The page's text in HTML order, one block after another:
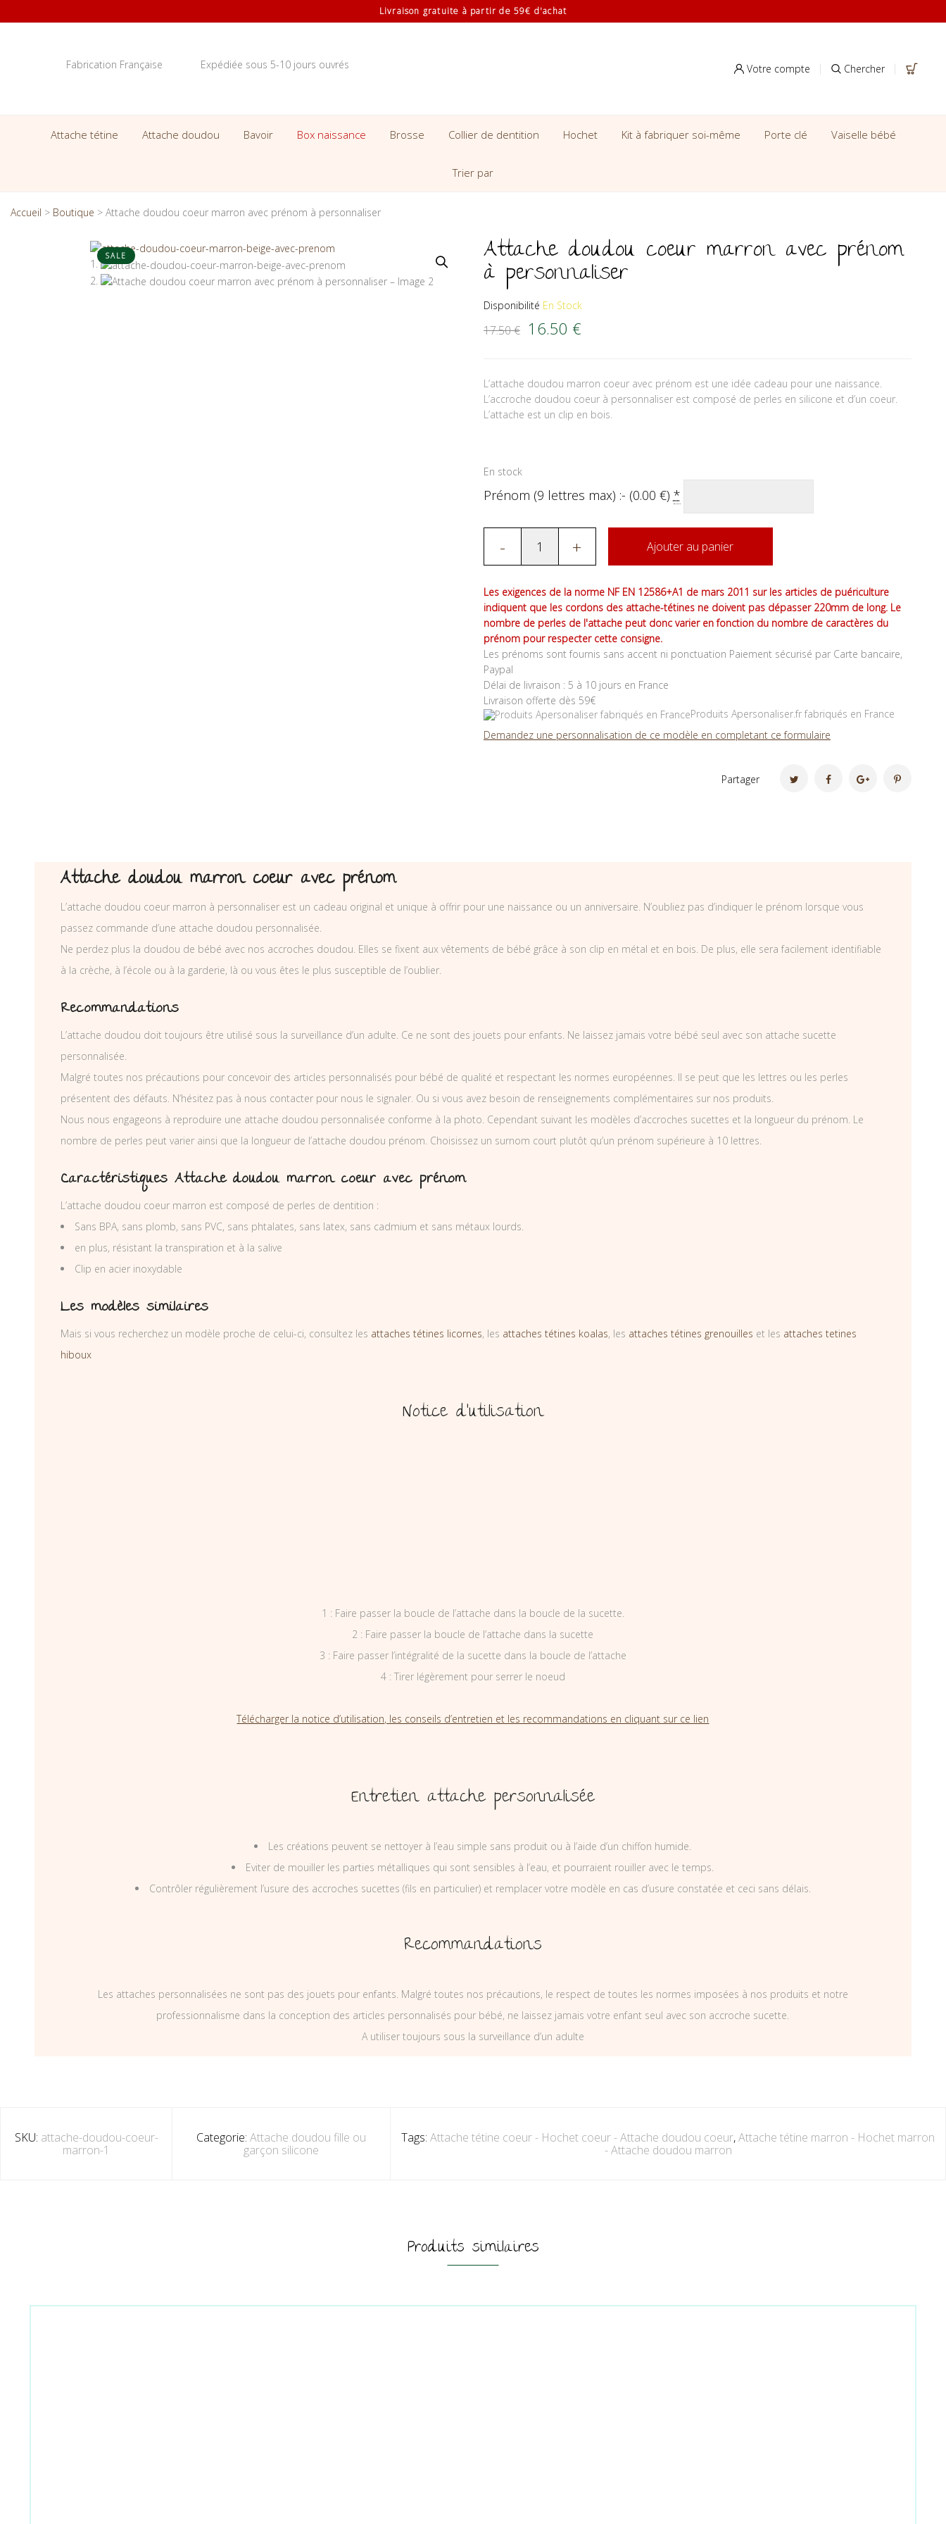
Livraison gratuite à partir de 59€ d'achat
Fabrication Française Expédiée sous 5-10 jours ouvrés Votre compte Chercher
Attache tétine Attache doudou Bavoir Box naissance Brosse Collier de dentition Hochet Kit à fabriquer soi-même Porte clé Vaiselle bébé
Trier par
Accueil > Boutique > Attache doudou coeur marron avec prénom à personnaliser
SALE Attache doudou coeur marron avec prénom
à personnaliser
Disponibilité En Stock
17.50€ Le prix initial était : 17.50 €.
16.50 €Le prix actuel est : 16.50 €.
L’attache doudou marron coeur avec prénom est une idée cadeau pour une naissance.
L’accroche doudou coeur à personnaliser est composé de perles en silicone et d’un coeur.
L’attache est un clip en bois.
En stock
Prénom (9 lettres max) :- (0.00 €) *
- + Ajouter au panier
Les exigences de la norme NF EN 12586+A1 de mars 2011 sur les articles de puériculture
indiquent que les cordons des attache-tétines ne doivent pas dépasser 220mm de long. Le
nombre de perles de l'attache peut donc varier en fonction du nombre de caractères du
prénom pour respecter cette consigne.
Les prénoms sont fournis sans accent ni ponctuation Paiement sécurisé par Carte bancaire,
Paypal
Délai de livraison : 5 à 10 jours en France
Livraison offerte dès 59€
Produits Apersonaliser.fr fabriqués en France
Demandez une personnalisation de ce modèle en completant ce formulaire
Partager
Attache doudou marron coeur avec prénom
L’attache doudou coeur marron à personnaliser est un cadeau original et unique à offrir pour une naissance ou un anniversaire. N’oubliez pas d’indiquer le prénom lorsque vous
passez commande d’une attache doudou personnalisée.
Ne perdez plus la doudou de bébé avec nos accroches doudou. Elles se fixent aux vêtements de bébé grâce à son clip en métal et en bois. De plus, elle sera facilement identifiable
à la crèche, à l’école ou à la garderie, là ou vous êtes le plus susceptible de l’oublier.
Recommandations
L’attache doudou doit toujours être utilisé sous la surveillance d’un adulte. Ce ne sont des jouets pour enfants. Ne laissez jamais votre bébé seul avec son attache sucette
personnalisée.
Malgré toutes nos précautions pour concevoir des articles personnalisés pour bébé de qualité et respectant les normes européennes. Il se peut que les lettres ou les perles
présentent des défauts. N’hésitez pas à nous contacter pour nous le signaler. Ou si vous avez besoin de renseignements complémentaires sur nos produits.
Nous nous engageons à reproduire une attache doudou personnalisée conforme à la photo. Cependant suivant les modèles d’accroches sucettes et la longueur du prénom. Le
nombre de perles peut varier ainsi que la longueur de l’attache doudou prénom. Choisissez un surnom court plutôt qu’un prénom supérieure à 10 lettres.
Caractéristiques Attache doudou marron coeur avec prénom
L’attache doudou coeur marron est composé de perles de dentition :
Sans BPA, sans plomb, sans PVC, sans phtalates, sans latex, sans cadmium et sans métaux lourds.
en plus, résistant la transpiration et à la salive
Clip en acier inoxydable
Les modèles similaires
Mais si vous recherchez un modèle proche de celui-ci, consultez les attaches tétines licornes, les attaches tétines koalas, les attaches tétines grenouilles et les attaches tetines
hiboux
Notice d’utilisation
1 : Faire passer la boucle de l’attache dans la boucle de la sucette.
2 : Faire passer la boucle de l’attache dans la sucette
3 : Faire passer l’intégralité de la sucette dans la boucle de l’attache
4 : Tirer légèrement pour serrer le noeud
Télécharger la notice d’utilisation, les conseils d’entretien et les recommandations en cliquant sur ce lien
Entretien attache personnalisée
Les créations peuvent se nettoyer à l’eau simple sans produit ou à l’aide d’un chiffon humide.
Eviter de mouiller les parties métalliques qui sont sensibles à l’eau, et pourraient rouiller avec le temps.
Contrôler régulièrement l’usure des accroches sucettes (fils en particulier) et remplacer votre modèle en cas d’usure constatée et ceci sans délais.
Recommandations
Les attaches personnalisées ne sont pas des jouets pour enfants. Malgré toutes nos précautions, le respect de toutes les normes imposées à nos produits et notre
professionnalisme dans la conception des articles personnalisés pour bébé, ne laissez jamais votre enfant seul avec son accroche sucette.
A utiliser toujours sous la surveillance d’un adulte
SKU: attache-doudou-coeur-
marron-1
Categorie: Attache doudou fille ou
garçon silicone
Tags: Attache tétine coeur - Hochet coeur - Attache doudou coeur,Attache tétine marron - Hochet marron
- Attache doudou marron
Produits similaires